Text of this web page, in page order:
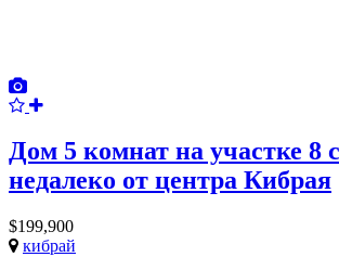
Дом 5 комнат на участке 8
недалеко от центра Кибрая
$199,900
кибрай